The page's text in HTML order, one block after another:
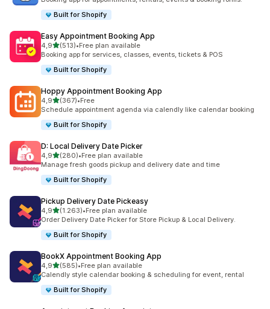
Built for Shopify
Easy Appointment Booking App
4,95 yıldız üzerinden
(513)
toplam 513 değerlendirme
•Free plan available
Booking app for services, classes, events, tickets & POS
Built for Shopify
Hoppy Appointment Booking App
4,95 yıldız üzerinden
(367)
toplam 367 değerlendirme
•Free
Schedule appointment agenda via calendly like calendar booking
Built for Shopify
D: Local Delivery Date Picker
4,95 yıldız üzerinden
(280)
toplam 280 değerlendirme
•Free plan available
Manage fresh goods pickup and delivery date and time
Built for Shopify
Pickup Delivery Date Pickeasy
4,95 yıldız üzerinden
(1.263)
toplam 1263 değerlendirme
•Free plan available
Order Delivery Date Picker for Store Pickup & Local Delivery.
Built for Shopify
BookX Appointment Booking App
4,95 yıldız üzerinden
(585)
toplam 585 değerlendirme
•Free plan available
Calendly style calendar booking & scheduling for event, rental
Built for Shopify